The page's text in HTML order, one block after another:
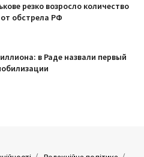
резко возросло количество
обстрела РФ
в Раде назвали первый